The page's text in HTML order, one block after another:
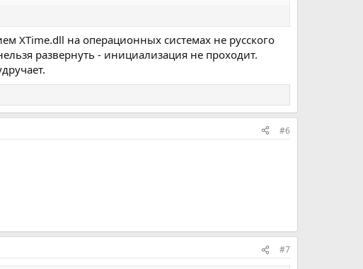
XTime.dll на операционных системах не русского
развернуть - инициализация не проходит.
#6
#7